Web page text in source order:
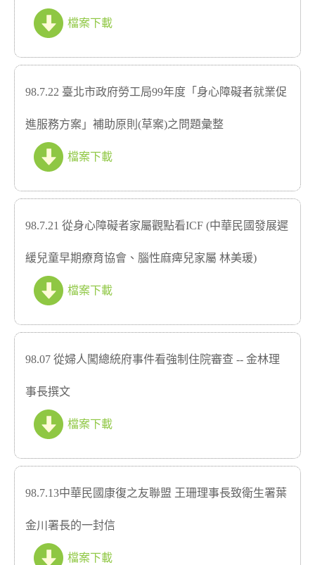
檔案下載
98.7.22 臺北市政府勞工局99年度「身心障礙者就業促
進服務方案」補助原則(草案)之問題彙整
檔案下載
98.7.21 從身心障礙者家屬觀點看ICF (中華民國發展遲
緩兒童早期療育協會、腦性麻痺兒家屬 林美瑗)
檔案下載
98.07 從婦人闖總統府事件看強制住院審查 -- 金林理
事長撰文
檔案下載
98.7.13中華民國康復之友聯盟 王珊理事長致衛生署葉
金川署長的一封信
檔案下載